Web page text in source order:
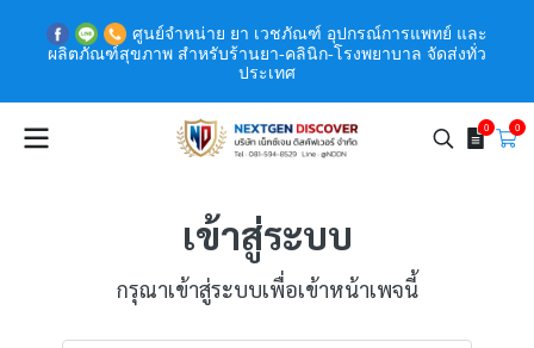
ศูนย์จำหน่าย ยา เวชภัณฑ์ อุปกรณ์การแพทย์ และ
ผลิตภัณฑ์สุขภาพ สำหรับร้านยา-คลินิก-โรงพยาบาล จัดส่งทั่ว
ประเทศ
0 0
เข้าสู่ระบบ
กรุณาเข้าสู่ระบบเพื่อเข้าหน้าเพจนี้